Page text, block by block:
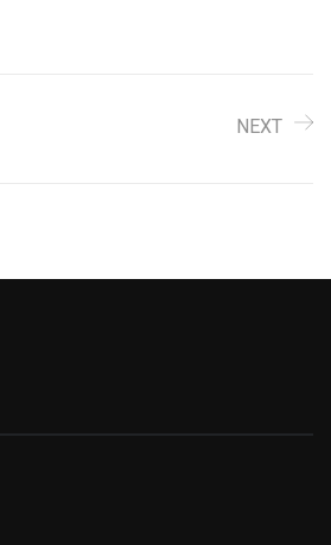
NEXT